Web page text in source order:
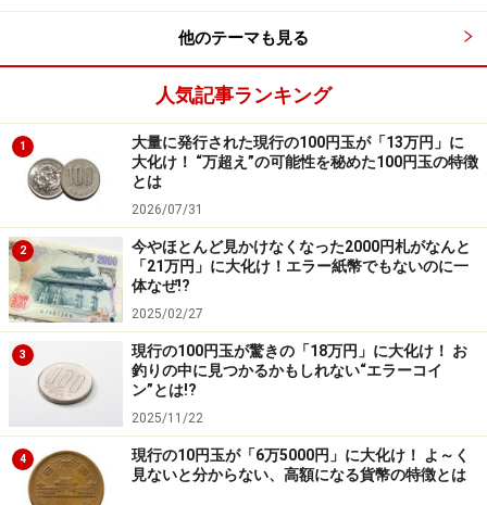
他のテーマも見る
人気記事ランキング
1
大量に発行された現行の100円玉が「13万円」に
大化け！ “万超え”の可能性を秘めた100円玉の特徴
とは
2026/07/31
2
今やほとんど見かけなくなった2000円札がなんと
「21万円」に大化け！エラー紙幣でもないのに一
体なぜ!?
2025/02/27
3
現行の100円玉が驚きの「18万円」に大化け！ お
釣りの中に見つかるかもしれない“エラーコイ
ン”とは!?
2025/11/22
4
現行の10円玉が「6万5000円」に大化け！ よ～く
見ないと分からない、高額になる貨幣の特徴とは